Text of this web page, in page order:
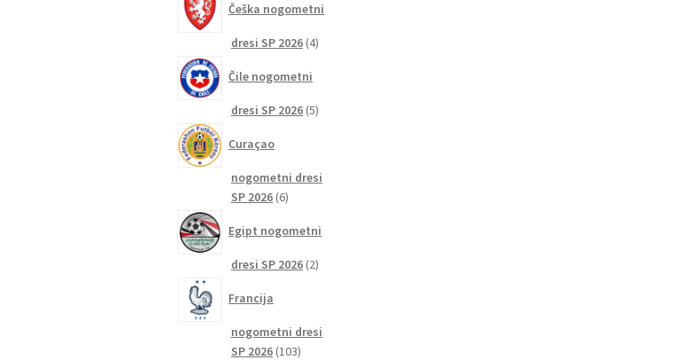
Češka nogometni
dresi SP 2026 44
Čile nogometni
dresi SP 2026 55
Curaçao
nogometni dresi
SP 2026 66
Egipt nogometni
dresi SP 2026 22
Francija
nogometni dresi
SP 2026 103103